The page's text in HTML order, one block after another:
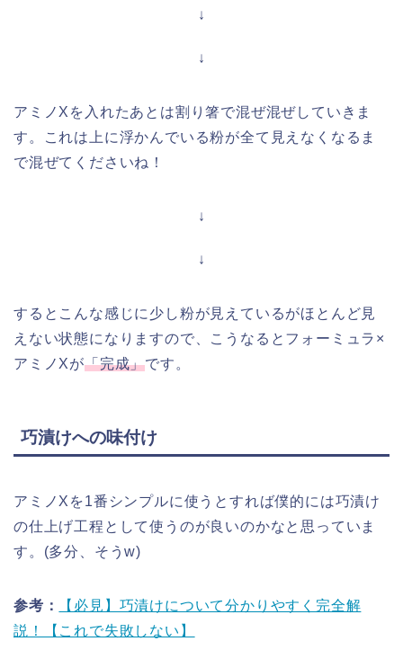
↓
↓
アミノXを入れたあとは割り箸で混ぜ混ぜしていきま
す。これは上に浮かんでいる粉が全て見えなくなるま
で混ぜてくださいね！
↓
↓
するとこんな感じに少し粉が見えているがほとんど見
えない状態になりますので、こうなるとフォーミュラ×
アミノXが「完成」です。
巧漬けへの味付け
アミノXを1番シンプルに使うとすれば僕的には巧漬け
の仕上げ工程として使うのが良いのかなと思っていま
す。(多分、そうw)
参考：
【必見】巧漬けについて分かりやすく完全解
説！【これで失敗しない】